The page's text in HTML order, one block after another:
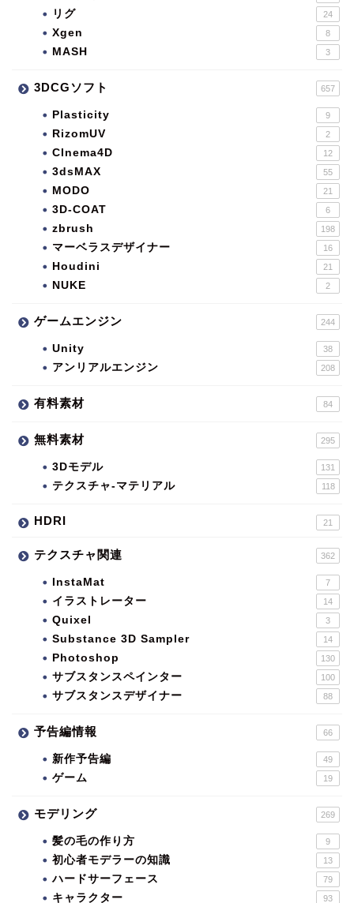
リグ 24
Xgen 8
MASH 3
3DCGソフト 657
Plasticity 9
RizomUV 2
CInema4D 12
3dsMAX 55
MODO 21
3D-COAT 6
zbrush 198
マーベラスデザイナー 16
Houdini 21
NUKE 2
ゲームエンジン 244
Unity 38
アンリアルエンジン 208
有料素材 84
無料素材 295
3Dモデル 131
テクスチャ-マテリアル 118
HDRI 21
テクスチャ関連 362
InstaMat 7
イラストレーター 14
Quixel 3
Substance 3D Sampler 14
Photoshop 130
サブスタンスペインター 100
サブスタンスデザイナー 88
予告編情報 66
新作予告編 49
ゲーム 19
モデリング 269
髪の毛の作り方 9
初心者モデラーの知識 13
ハードサーフェース 79
キャラクター 93